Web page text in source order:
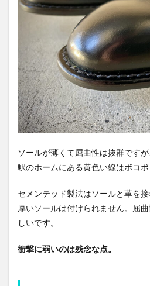
ソールが薄くて屈曲性は抜群です
駅のホームにある黄色い線はボコボ
セメンテッド製法はソールと革を
厚いソールは付けられません。屈
しいです。
衝撃に弱いのは残念な点。